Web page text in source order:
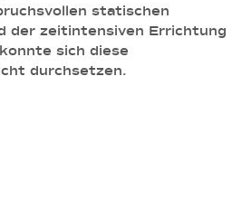
statischen
der zeitintensiven Errichtung
sich diese
durchsetzen.